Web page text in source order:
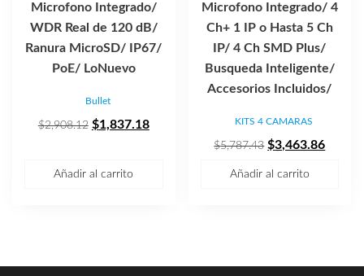
Microfono Integrado/
WDR Real de 120 dB/
Ranura MicroSD/ IP67/
PoE/ LoNuevo
Bullet
$2,908.12 El
$1,837.18El
Añadir al carrito
Microfono Integrado/ 4
Ch+ 1 IP o Hasta 5 Ch
IP/ 4 Ch SMD Plus/
Busqueda Inteligente/
Accesorios Incluidos/
KITS 4 CAMARAS
$5,787.43 El
$3,463.86El
Añadir al carrito